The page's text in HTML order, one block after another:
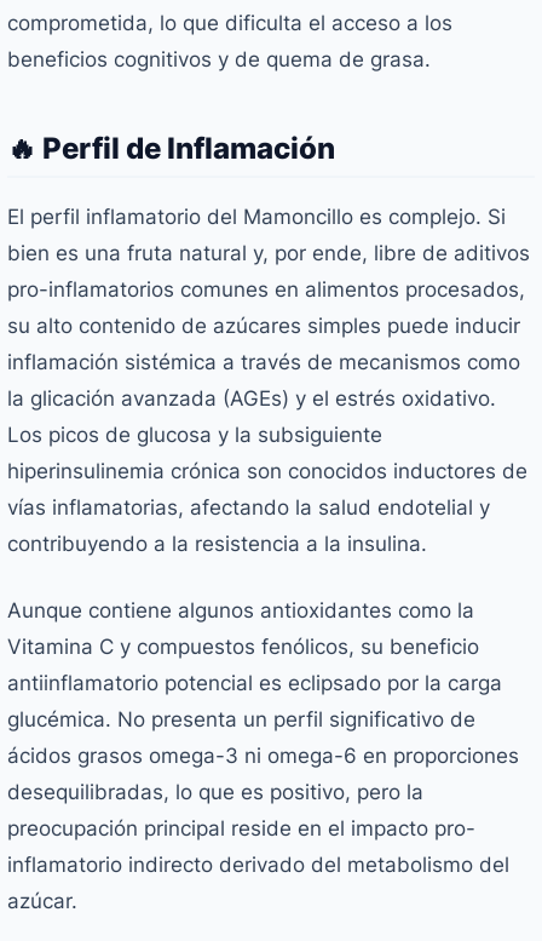
comprometida, lo que dificulta el acceso a los
beneficios cognitivos y de quema de grasa.
🔥 Perfil de Inflamación
El perfil inflamatorio del Mamoncillo es complejo. Si
bien es una fruta natural y, por ende, libre de aditivos
pro-inflamatorios comunes en alimentos procesados,
su alto contenido de azúcares simples puede inducir
inflamación sistémica a través de mecanismos como
la glicación avanzada (AGEs) y el estrés oxidativo.
Los picos de glucosa y la subsiguiente
hiperinsulinemia crónica son conocidos inductores de
vías inflamatorias, afectando la salud endotelial y
contribuyendo a la resistencia a la insulina.
Aunque contiene algunos antioxidantes como la
Vitamina C y compuestos fenólicos, su beneficio
antiinflamatorio potencial es eclipsado por la carga
glucémica. No presenta un perfil significativo de
ácidos grasos omega-3 ni omega-6 en proporciones
desequilibradas, lo que es positivo, pero la
preocupación principal reside en el impacto pro-
inflamatorio indirecto derivado del metabolismo del
azúcar.